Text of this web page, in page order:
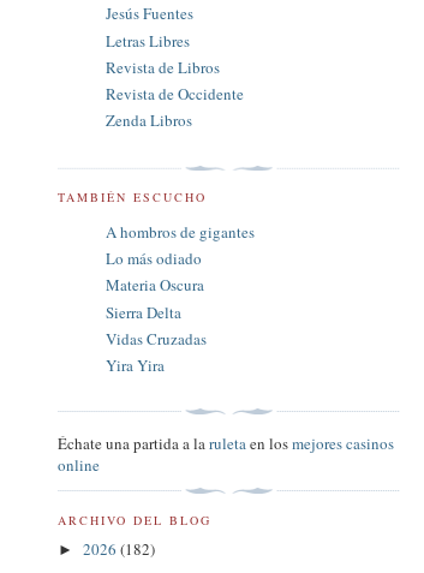
Jesús Fuentes
Letras Libres
Revista de Libros
Revista de Occidente
Zenda Libros
TAMBIÉN ESCUCHO
A hombros de gigantes
Lo más odiado
Materia Oscura
Sierra Delta
Vidas Cruzadas
Yira Yira
Échate una partida a laruletaen losmejores casinos
online
ARCHIVO DEL BLOG
► 2026 (182)